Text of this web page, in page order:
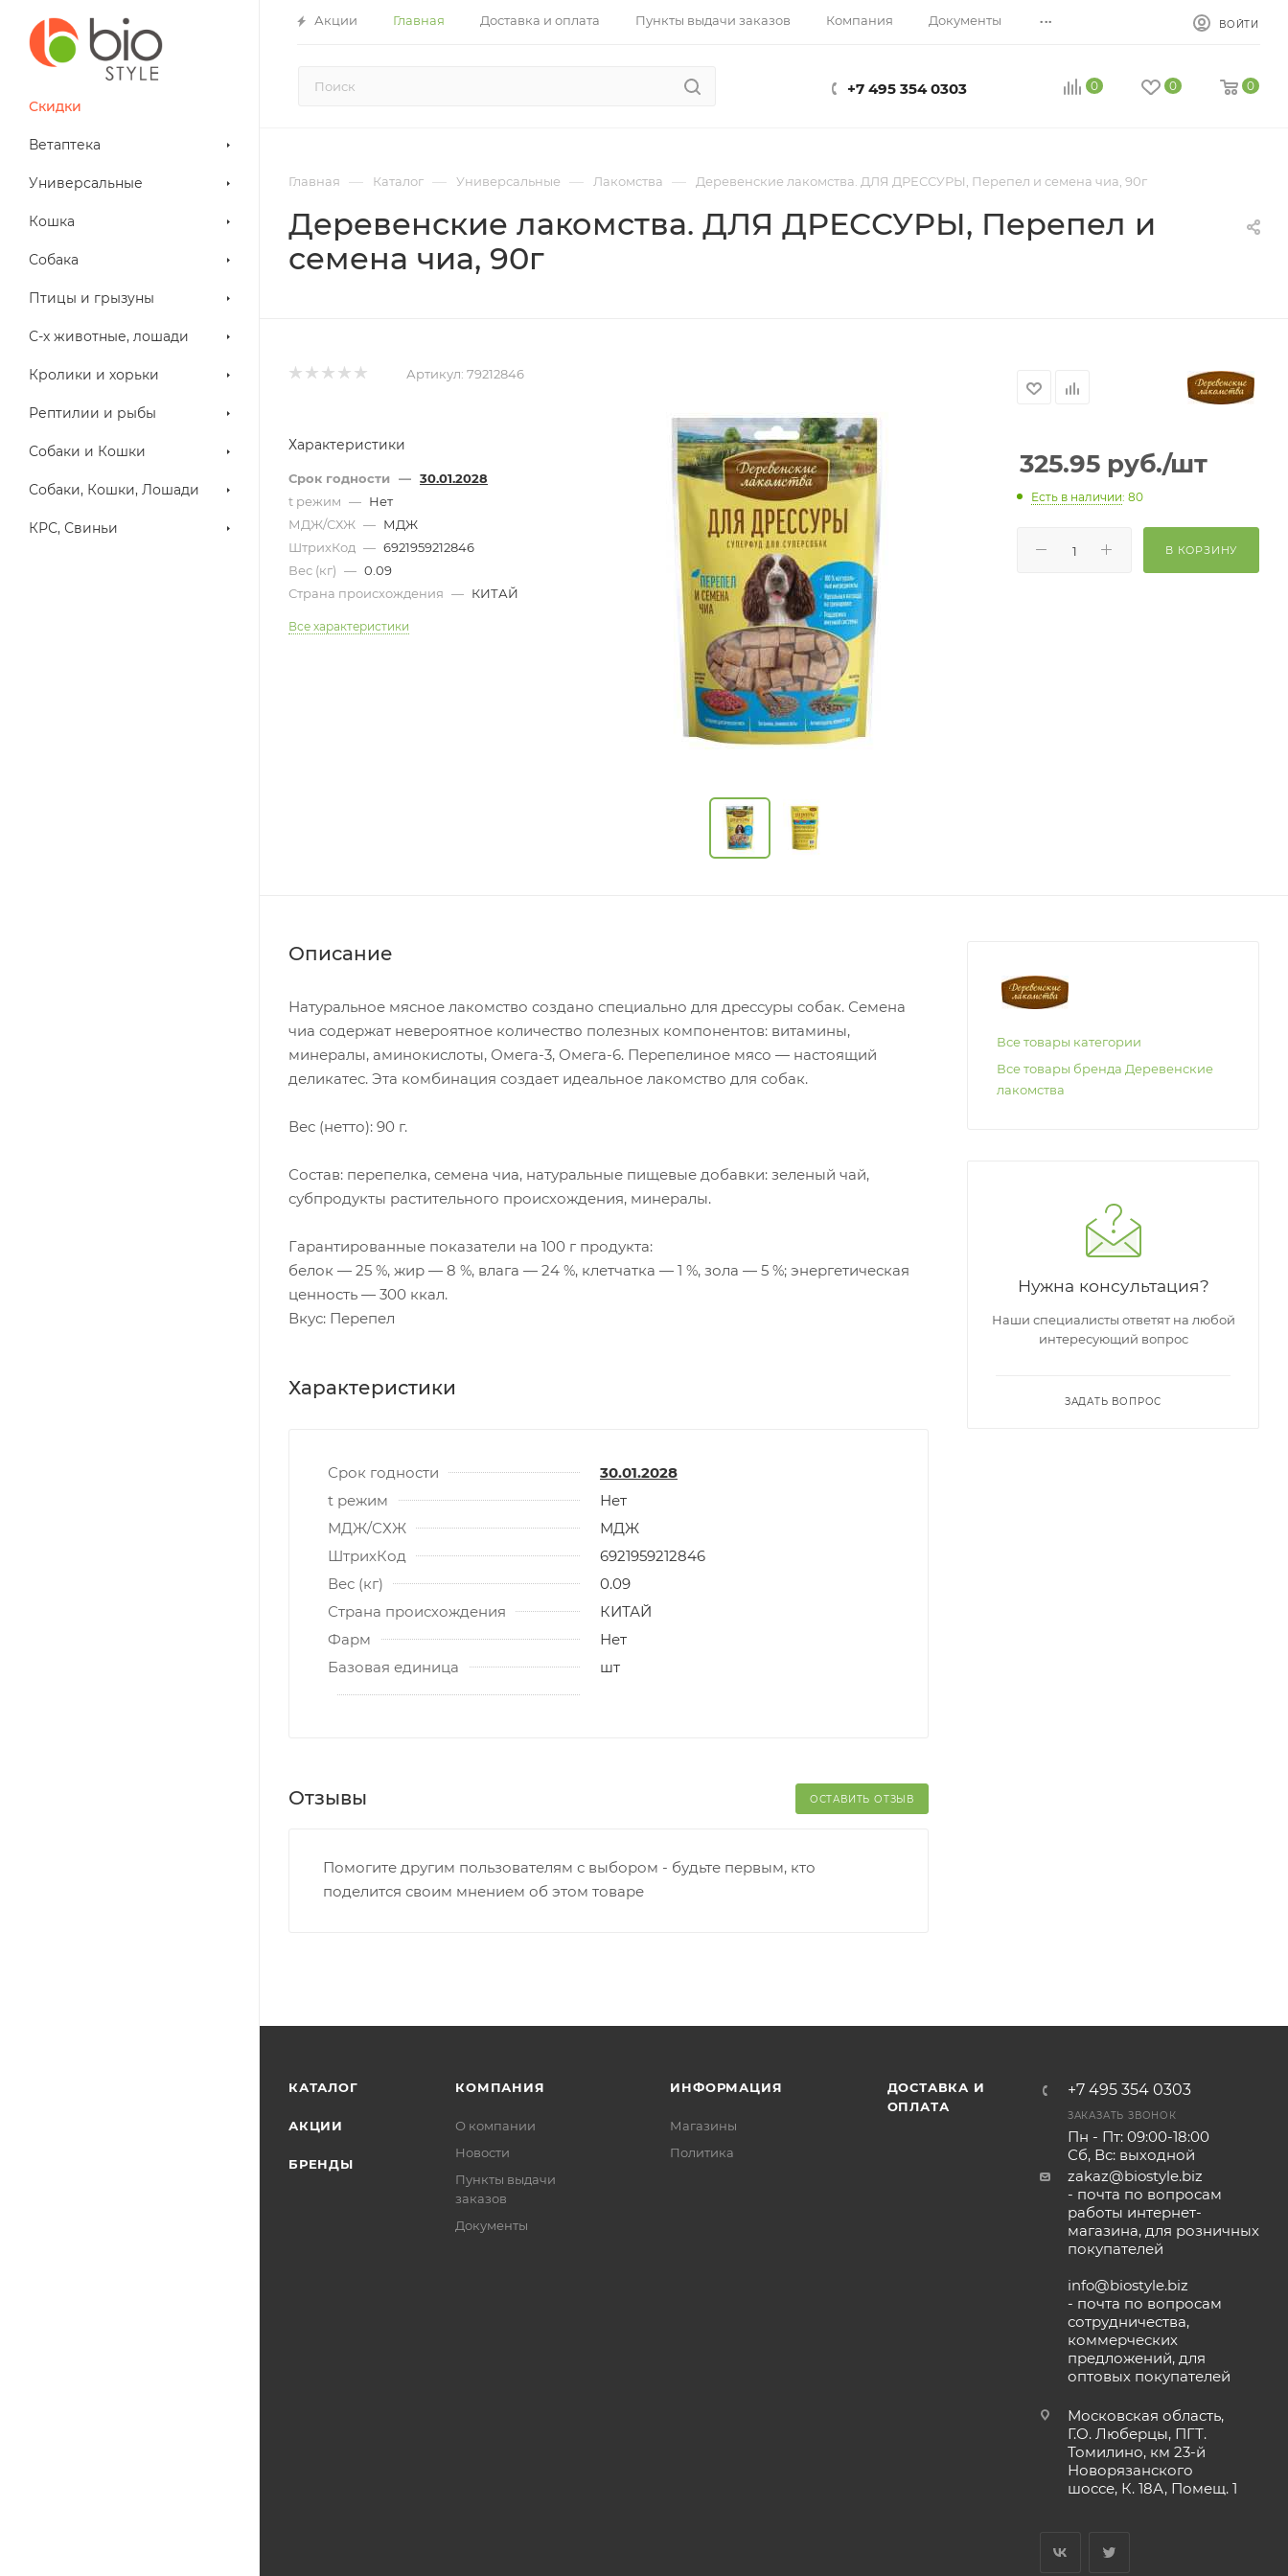
Акции Главная Доставка и оплата Пункты выдачи заказов Компания Документы ... ВОЙТИ
+7 495 354 0303 0 0 0
Скидки
Ветаптека
Универсальные
Кошка
Собака
Птицы и грызуны
С-х животные, лошади
Кролики и хорьки
Рептилии и рыбы
Собаки и Кошки
Собаки, Кошки, Лошади
КРС, Свиньи
Главная — Каталог — Универсальные — Лакомства — Деревенские лакомства. ДЛЯ ДРЕССУРЫ, Перепел и семена чиа, 90г
Деревенские лакомства. ДЛЯ ДРЕССУРЫ, Перепел и
семена чиа, 90г
Артикул: 79212846
Характеристики
Срок годности — 30.01.2028
t режим — Нет
МДЖ/СХЖ — МДЖ
ШтрихКод — 6921959212846
Вес (кг) — 0.09
Страна происхождения — КИТАЙ
Все характеристики
325.95руб./шт
Есть в наличии: 80
В КОРЗИНУ
Описание
Натуральное мясное лакомство создано специально для дрессуры собак. Семена
чиа содержат невероятное количество полезных компонентов: витамины,
минералы, аминокислоты, Омега-3, Омега-6. Перепелиное мясо — настоящий
деликатес. Эта комбинация создает идеальное лакомство для собак.
Вес (нетто): 90 г.
Состав: перепелка, семена чиа, натуральные пищевые добавки: зеленый чай,
субпродукты растительного происхождения, минералы.
Гарантированные показатели на 100 г продукта:
белок — 25 %, жир — 8 %, влага — 24 %, клетчатка — 1 %, зола — 5 %; энергетическая
ценность — 300 ккал.
Вкус: Перепел
Характеристики
Срок годности
30.01.2028
t режим
Нет
МДЖ/СХЖ
МДЖ
ШтрихКод
6921959212846
Вес (кг)
0.09
Страна происхождения
КИТАЙ
Фарм
Нет
Базовая единица
шт
Отзывы ОСТАВИТЬ ОТЗЫВ
Помогите другим пользователям с выбором - будьте первым, кто
поделится своим мнением об этом товаре
Все товары категории
Все товары бренда Деревенские
лакомства
Нужна консультация?
Наши специалисты ответят на любой
интересующий вопрос
ЗАДАТЬ ВОПРОС
КАТАЛОГ
АКЦИИ
БРЕНДЫ
КОМПАНИЯ
О компании
Новости
Пункты выдачи
заказов
Документы
ИНФОРМАЦИЯ
Магазины
Политика
ДОСТАВКА И
ОПЛАТА
+7 495 354 0303
ЗАКАЗАТЬ ЗВОНОК
Пн - Пт: 09:00-18:00
Сб, Вс: выходной
zakaz@biostyle.biz
- почта по вопросам
работы интернет-
магазина, для розничных
покупателей
info@biostyle.biz
- почта по вопросам
сотрудничества,
коммерческих
предложений, для
оптовых покупателей
Московская область,
Г.О. Люберцы, ПГТ.
Томилино, км 23-й
Новорязанского
шоссе, К. 18А, Помещ. 1